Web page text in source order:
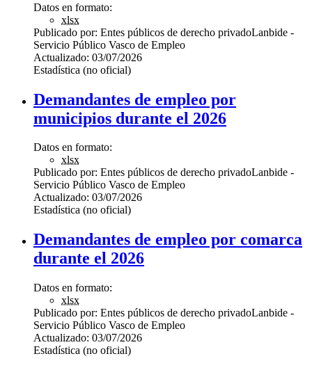
Datos en formato:
xlsx
Publicado por: Entes públicos de derecho privadoLanbide -
Servicio Público Vasco de Empleo
Actualizado: 03/07/2026
Estadística (no oficial)
Demandantes de empleo por
municipios durante el 2026
Datos en formato:
xlsx
Publicado por: Entes públicos de derecho privadoLanbide -
Servicio Público Vasco de Empleo
Actualizado: 03/07/2026
Estadística (no oficial)
Demandantes de empleo por comarca
durante el 2026
Datos en formato:
xlsx
Publicado por: Entes públicos de derecho privadoLanbide -
Servicio Público Vasco de Empleo
Actualizado: 03/07/2026
Estadística (no oficial)